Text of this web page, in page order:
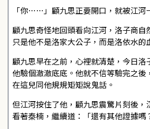
「你……」顧九思正要開口，就被江河
顧九思奇怪地回頭看向江河，洛子商自
只是他不是洛家大公子，而是洛依水的
顧九思早在之前，心裡就清楚，今日洛
他驗個澈澈底底。他就不信等驗完之後
在這兒同他規規矩矩說鬼話。
但江河按住了他，顧九思震驚片刻後，
看著秦楠，繼續道：「還有其他證據嗎